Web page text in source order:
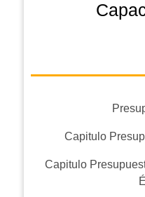
Capitulo
Capitulo